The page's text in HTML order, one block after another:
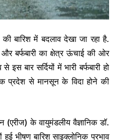
बारिश में बदलाव देखा जा रहा है.
बर्फबारी का क्षेत्र ऊंचाई की ओर
बार सर्दियों में भारी बर्फबारी हो
प्रदेश से मानसून के विदा होने की
(एरीज) के वायुमंडलीय वैज्ञानिक डॉ.
भीषण बारिश साइक्लोनिक प्रभाव